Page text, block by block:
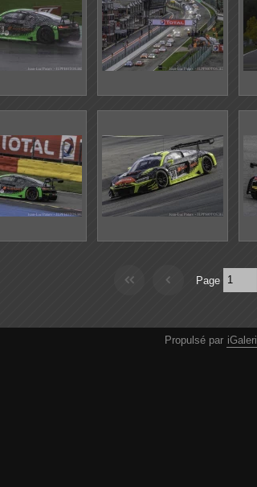
Page
Propulsé par